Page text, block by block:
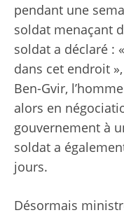
pendant une
soldat menaçant
soldat a déclaré :
dans cet endroit
Ben-Gvir,
alors en
gouvernement à
soldat a
jours.
Désormais